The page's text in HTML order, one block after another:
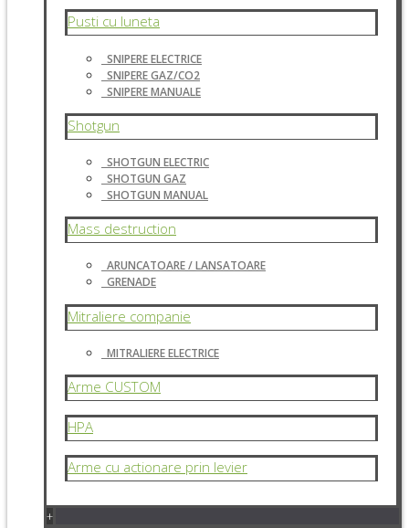
Pusti cu luneta
SNIPERE ELECTRICE
SNIPERE GAZ/CO2
SNIPERE MANUALE
Shotgun
SHOTGUN ELECTRIC
SHOTGUN GAZ
SHOTGUN MANUAL
Mass destruction
ARUNCATOARE / LANSATOARE
GRENADE
Mitraliere companie
MITRALIERE ELECTRICE
Arme CUSTOM
HPA
Arme cu actionare prin levier
+